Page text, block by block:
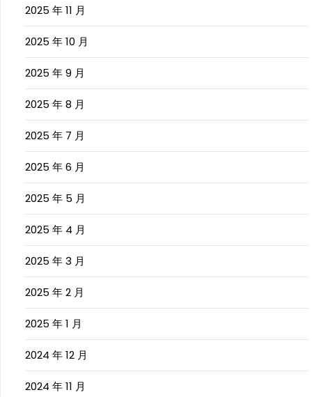
2025 年 11 月
2025 年 10 月
2025 年 9 月
2025 年 8 月
2025 年 7 月
2025 年 6 月
2025 年 5 月
2025 年 4 月
2025 年 3 月
2025 年 2 月
2025 年 1 月
2024 年 12 月
2024 年 11 月